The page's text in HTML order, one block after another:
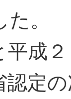
。
平成
認定